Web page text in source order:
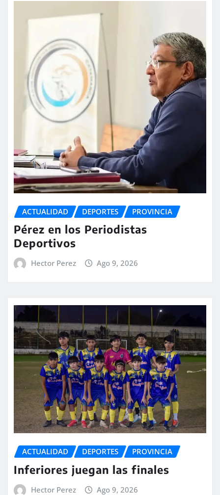
ACTUALIDAD DEPORTES PROVINCIA
Pérez en los Periodistas
Deportivos
Hector Perez Ago 9, 2026
ACTUALIDAD DEPORTES PROVINCIA
Inferiores juegan las finales
Hector Perez Ago 9, 2026